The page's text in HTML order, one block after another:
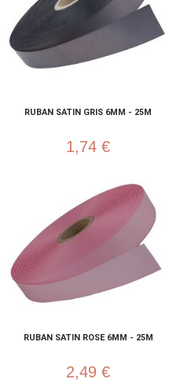
RUBAN SATIN GRIS 6MM - 25M
1,74 €
RUBAN SATIN ROSE 6MM - 25M
2,49 €